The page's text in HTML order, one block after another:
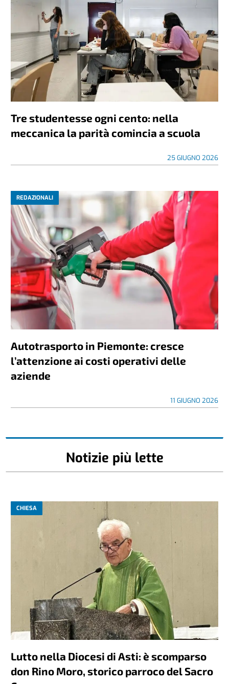
Tre studentesse ogni cento: nella
meccanica la parità comincia a scuola
25 GIUGNO 2026
REDAZIONALI
Autotrasporto in Piemonte: cresce
l’attenzione ai costi operativi delle
aziende
11 GIUGNO 2026
Notizie più lette
CHIESA
Lutto nella Diocesi di Asti: è scomparso
don Rino Moro, storico parroco del Sacro